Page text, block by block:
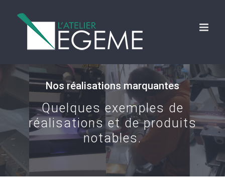
Nos réalisations marquantes
Quelques exemples de
réalisations et de produits
notables.